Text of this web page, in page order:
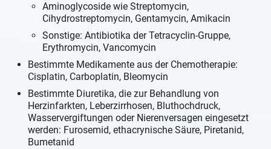
Aminoglycoside wie Streptomycin,
Cihydrostreptomycin, Gentamycin, Amikacin
Sonstige: Antibiotika der Tetracyclin-Gruppe,
Erythromycin, Vancomycin
Bestimmte Medikamente aus der Chemotherapie:
Cisplatin, Carboplatin, Bleomycin
Bestimmte Diuretika, die zur Behandlung von
Herzinfarkten, Leberzirrhosen, Bluthochdruck,
Wasservergiftungen oder Nierenversagen eingesetzt
werden: Furosemid, ethacrynische Säure, Piretanid,
Bumetanid